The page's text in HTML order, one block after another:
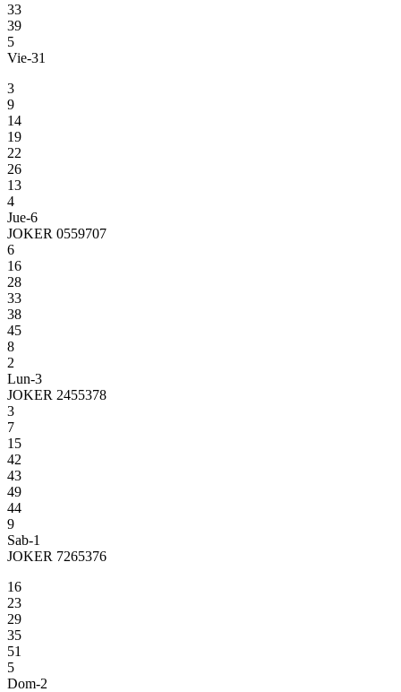
33
39
5
Vie-31
3
9
14
19
22
26
13
4
Jue-6
JOKER 0559707
6
16
28
33
38
45
8
2
Lun-3
JOKER 2455378
3
7
15
42
43
49
44
9
Sab-1
JOKER 7265376
16
23
29
35
51
5
Dom-2